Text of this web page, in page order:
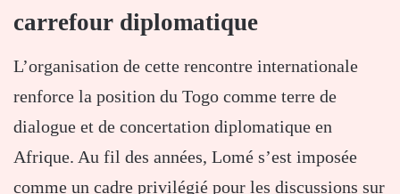
carrefour diplomatique
L’organisation de cette rencontre internationale
renforce la position du Togo comme terre de
dialogue et de concertation diplomatique en
Afrique. Au fil des années, Lomé s’est imposée
comme un cadre privilégié pour les discussions sur